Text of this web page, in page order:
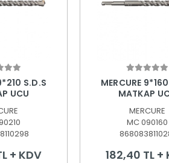
S.D.S
UCU
+ KDV
MERCURE
MATKAP
MERCURE
MC 090160
182,40 TL +